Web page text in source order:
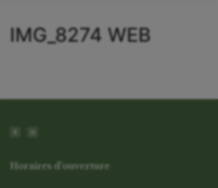
IMG_8274 WEB
Horaires d'ouverture